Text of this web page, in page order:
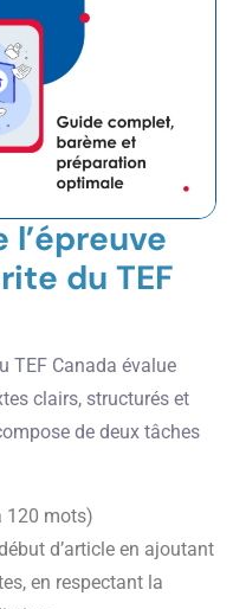
l’épreuve
du TEF
TEF Canada évalue
clairs, structurés et
de deux tâches
120 mots)
d’article en ajoutant
en respectant la